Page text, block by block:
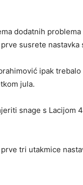
dodatnih
susrete nastavka
ipak
jula.
snage s Lacijom
tri utakmice